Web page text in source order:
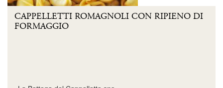
CAPPELLETTI ROMAGNOLI CON RIPIENO DI
FORMAGGIO